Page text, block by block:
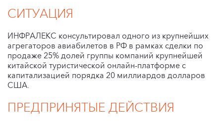
СИТУАЦИЯ
ИНФРАЛЕКС консультировал одного из крупнейших
агрегаторов авиабилетов в РФ в рамках сделки по
продаже 25% долей группы компаний крупнейшей
китайской туристической онлайн-платформе с
капитализацией порядка 20 миллиардов долларов
США.
ПРЕДПРИНЯТЫЕ ДЕЙСТВИЯ